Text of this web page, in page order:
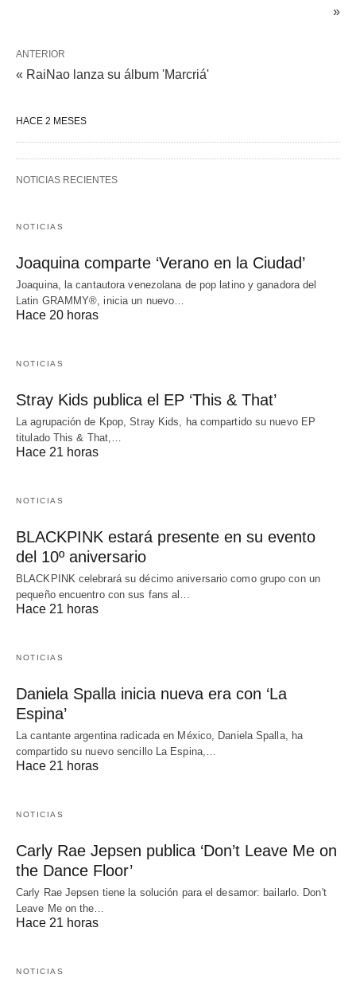
»
ANTERIOR
« RaiNao lanza su álbum 'Marcriá'
HACE 2 MESES
NOTICIAS RECIENTES
NOTICIAS
Joaquina comparte ‘Verano en la Ciudad’
Joaquina, la cantautora venezolana de pop latino y ganadora del
Latin GRAMMY®, inicia un nuevo…
Hace 20 horas
NOTICIAS
Stray Kids publica el EP ‘This & That’
La agrupación de Kpop, Stray Kids, ha compartido su nuevo EP
titulado This & That,…
Hace 21 horas
NOTICIAS
BLACKPINK estará presente en su evento
del 10º aniversario
BLACKPINK celebrará su décimo aniversario como grupo con un
pequeño encuentro con sus fans al…
Hace 21 horas
NOTICIAS
Daniela Spalla inicia nueva era con ‘La
Espina’
La cantante argentina radicada en México, Daniela Spalla, ha
compartido su nuevo sencillo La Espina,…
Hace 21 horas
NOTICIAS
Carly Rae Jepsen publica ‘Don’t Leave Me on
the Dance Floor’
Carly Rae Jepsen tiene la solución para el desamor: bailarlo. Don't
Leave Me on the…
Hace 21 horas
NOTICIAS